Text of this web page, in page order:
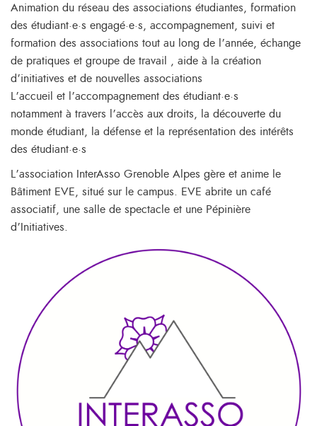
Animation du réseau des associations étudiantes, formation
des étudiant·e·s engagé·e·s, accompagnement, suivi et
formation des associations tout au long de l’année, échange
de pratiques et groupe de travail , aide à la création
d’initiatives et de nouvelles associations
L’accueil et l’accompagnement des étudiant·e·s
notamment à travers l’accès aux droits, la découverte du
monde étudiant, la défense et la représentation des intérêts
des étudiant·e·s
L’association InterAsso Grenoble Alpes gère et anime le
Bâtiment EVE, situé sur le campus. EVE abrite un café
associatif, une salle de spectacle et une Pépinière
d’Initiatives.